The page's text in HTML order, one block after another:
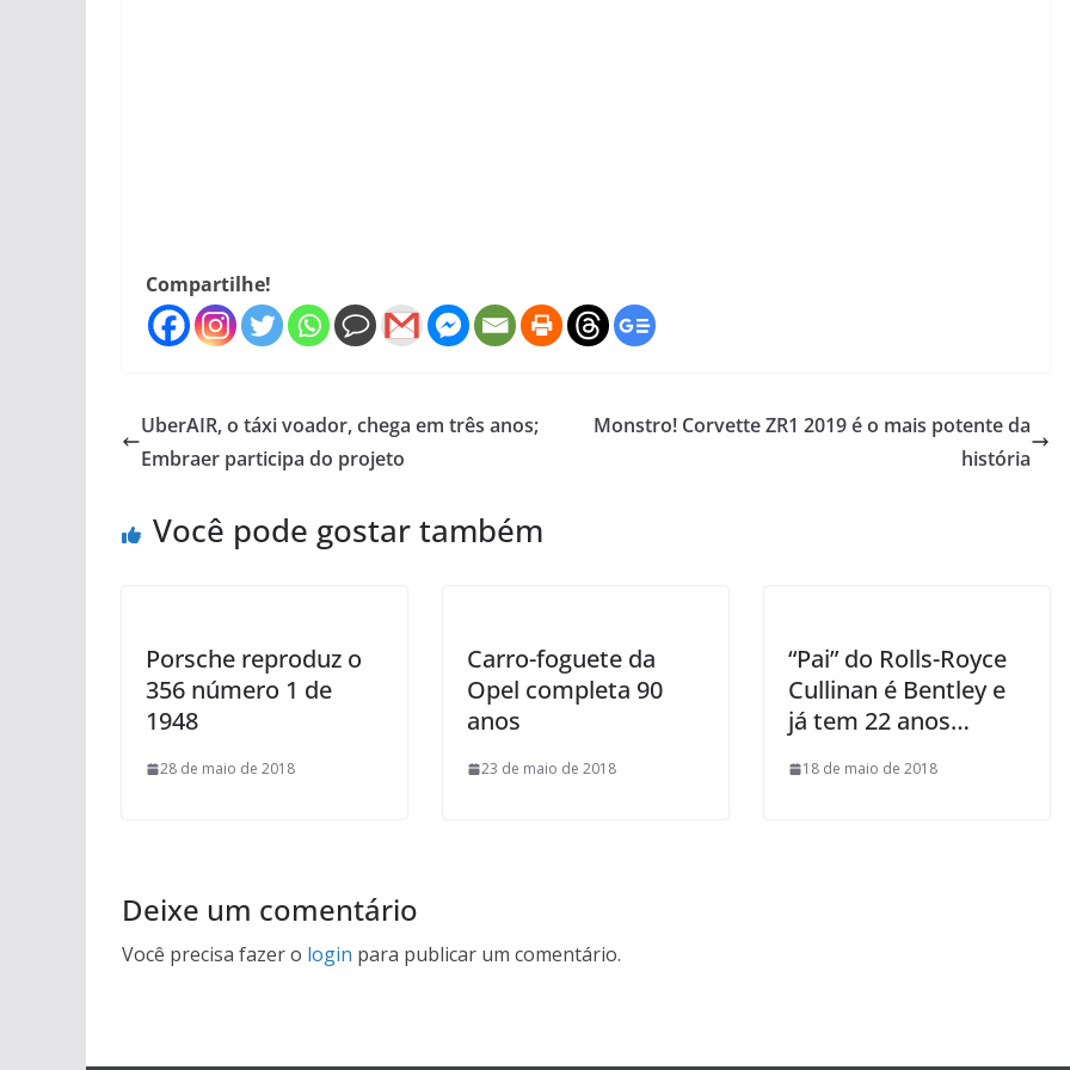
Compartilhe!
UberAIR, o táxi voador, chega em três anos;
Embraer participa do projeto
Monstro! Corvette ZR1 2019 é o mais potente da
história
Você pode gostar também
Porsche reproduz o
356 número 1 de
1948
28 de maio de 2018
Carro-foguete da
Opel completa 90
anos
23 de maio de 2018
“Pai” do Rolls-Royce
Cullinan é Bentley e
já tem 22 anos…
18 de maio de 2018
Deixe um comentário
Você precisa fazer o login para publicar um comentário.